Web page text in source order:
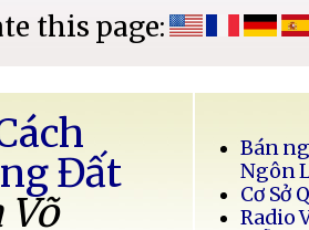
this page:
Đất
Võ
Bán
Ngôn
Cơ Sở
Radio